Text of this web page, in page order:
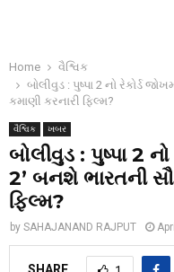
Home
વૈશ્વિક
બોલીવુડ : પુષ્પા 2 નો રેકોર્ડ
કમાણી કરનારી ફિલ્મ?
વૈશ્વિક ખબર
બોલીવુડ : પુષ્પા 2
2’ બનશે ભારતની
ફિલ્મ?
by SAHAJANAND RAJPUT
SHARE